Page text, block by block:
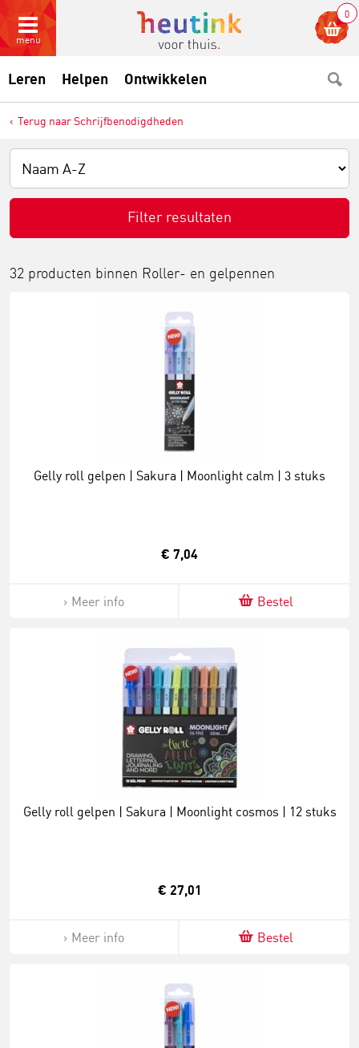
menu
0
Leren Helpen Ontwikkelen
Terug naar Schrijfbenodigdheden
Filter resultaten
32 producten binnen Roller- en gelpennen
Gelly roll gelpen | Sakura | Moonlight calm | 3 stuks
€ 7,04
Meer info Bestel
Gelly roll gelpen | Sakura | Moonlight cosmos | 12 stuks
€ 27,01
Meer info Bestel